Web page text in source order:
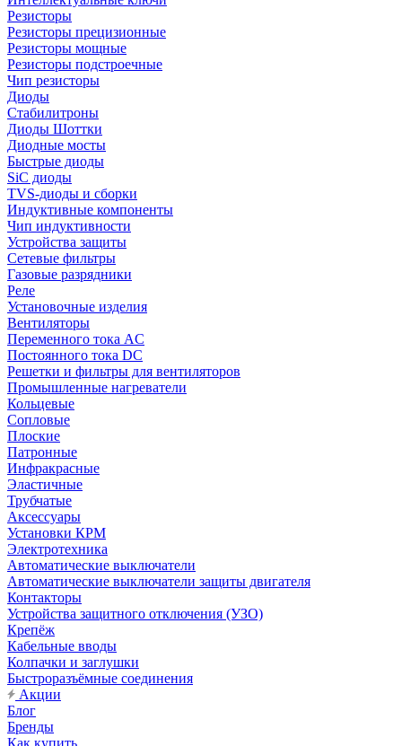
Резисторы
Резисторы прецизионные
Резисторы мощные
Резисторы подстроечные
Чип резисторы
Диоды
Стабилитроны
Диоды Шоттки
Диодные мосты
Быстрые диоды
SiC диоды
TVS-диоды и сборки
Индуктивные компоненты
Чип индуктивности
Устройства защиты
Сетевые фильтры
Газовые разрядники
Реле
Установочные изделия
Вентиляторы
Переменного тока AC
Постоянного тока DC
Решетки и фильтры для вентиляторов
Промышленные нагреватели
Кольцевые
Сопловые
Плоские
Патронные
Инфракрасные
Эластичные
Трубчатые
Аксессуары
Установки КРМ
Электротехника
Автоматические выключатели
Автоматические выключатели защиты двигателя
Контакторы
Устройства защитного отключения (УЗО)
Крепёж
Кабельные вводы
Колпачки и заглушки
Быстроразъёмные соединения
Акции
Блог
Бренды
Как купить